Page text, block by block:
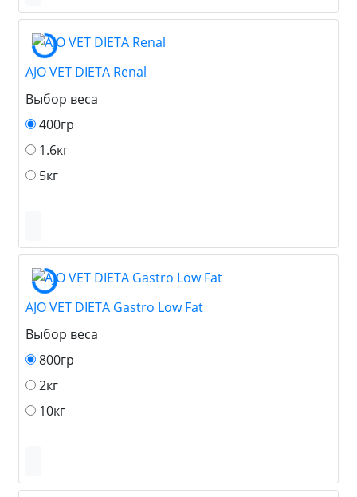
AJO VET DIETA Renal
Выбор веса
400гр
1.6кг
5кг
AJO VET DIETA Gastro Low Fat
Выбор веса
800гр
2кг
10кг